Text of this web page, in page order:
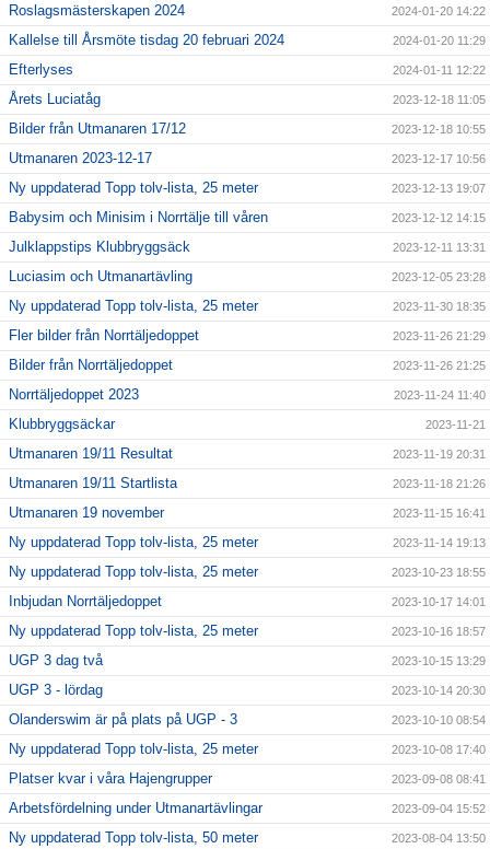
Roslagsmästerskapen 2024 2024-01-20 14:22
Kallelse till Årsmöte tisdag 20 februari 2024 2024-01-20 11:29
Efterlyses 2024-01-11 12:22
Årets Luciatåg 2023-12-18 11:05
Bilder från Utmanaren 17/12 2023-12-18 10:55
Utmanaren 2023-12-17 2023-12-17 10:56
Ny uppdaterad Topp tolv-lista, 25 meter 2023-12-13 19:07
Babysim och Minisim i Norrtälje till våren 2023-12-12 14:15
Julklappstips Klubbryggsäck 2023-12-11 13:31
Luciasim och Utmanartävling 2023-12-05 23:28
Ny uppdaterad Topp tolv-lista, 25 meter 2023-11-30 18:35
Fler bilder från Norrtäljedoppet 2023-11-26 21:29
Bilder från Norrtäljedoppet 2023-11-26 21:25
Norrtäljedoppet 2023 2023-11-24 11:40
Klubbryggsäckar 2023-11-21
Utmanaren 19/11 Resultat 2023-11-19 20:31
Utmanaren 19/11 Startlista 2023-11-18 21:26
Utmanaren 19 november 2023-11-15 16:41
Ny uppdaterad Topp tolv-lista, 25 meter 2023-11-14 19:13
Ny uppdaterad Topp tolv-lista, 25 meter 2023-10-23 18:55
Inbjudan Norrtäljedoppet 2023-10-17 14:01
Ny uppdaterad Topp tolv-lista, 25 meter 2023-10-16 18:57
UGP 3 dag två 2023-10-15 13:29
UGP 3 - lördag 2023-10-14 20:30
Olanderswim är på plats på UGP - 3 2023-10-10 08:54
Ny uppdaterad Topp tolv-lista, 25 meter 2023-10-08 17:40
Platser kvar i våra Hajengrupper 2023-09-08 08:41
Arbetsfördelning under Utmanartävlingar 2023-09-04 15:52
Ny uppdaterad Topp tolv-lista, 50 meter 2023-08-04 13:50